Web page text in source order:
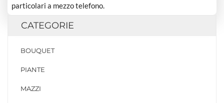
particolari a mezzo telefono.
CATEGORIE
BOUQUET
PIANTE
MAZZI